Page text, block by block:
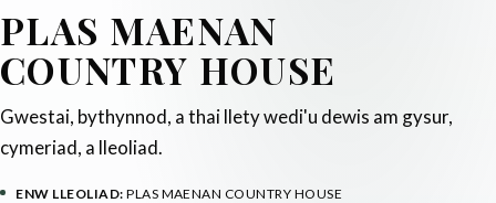
PLAS MAENAN
COUNTRY HOUSE
Gwestai, bythynnod, a thai llety wedi'u dewis am gysur,
cymeriad, a lleoliad.
ENW LLEOLIAD: PLAS MAENAN COUNTRY HOUSE